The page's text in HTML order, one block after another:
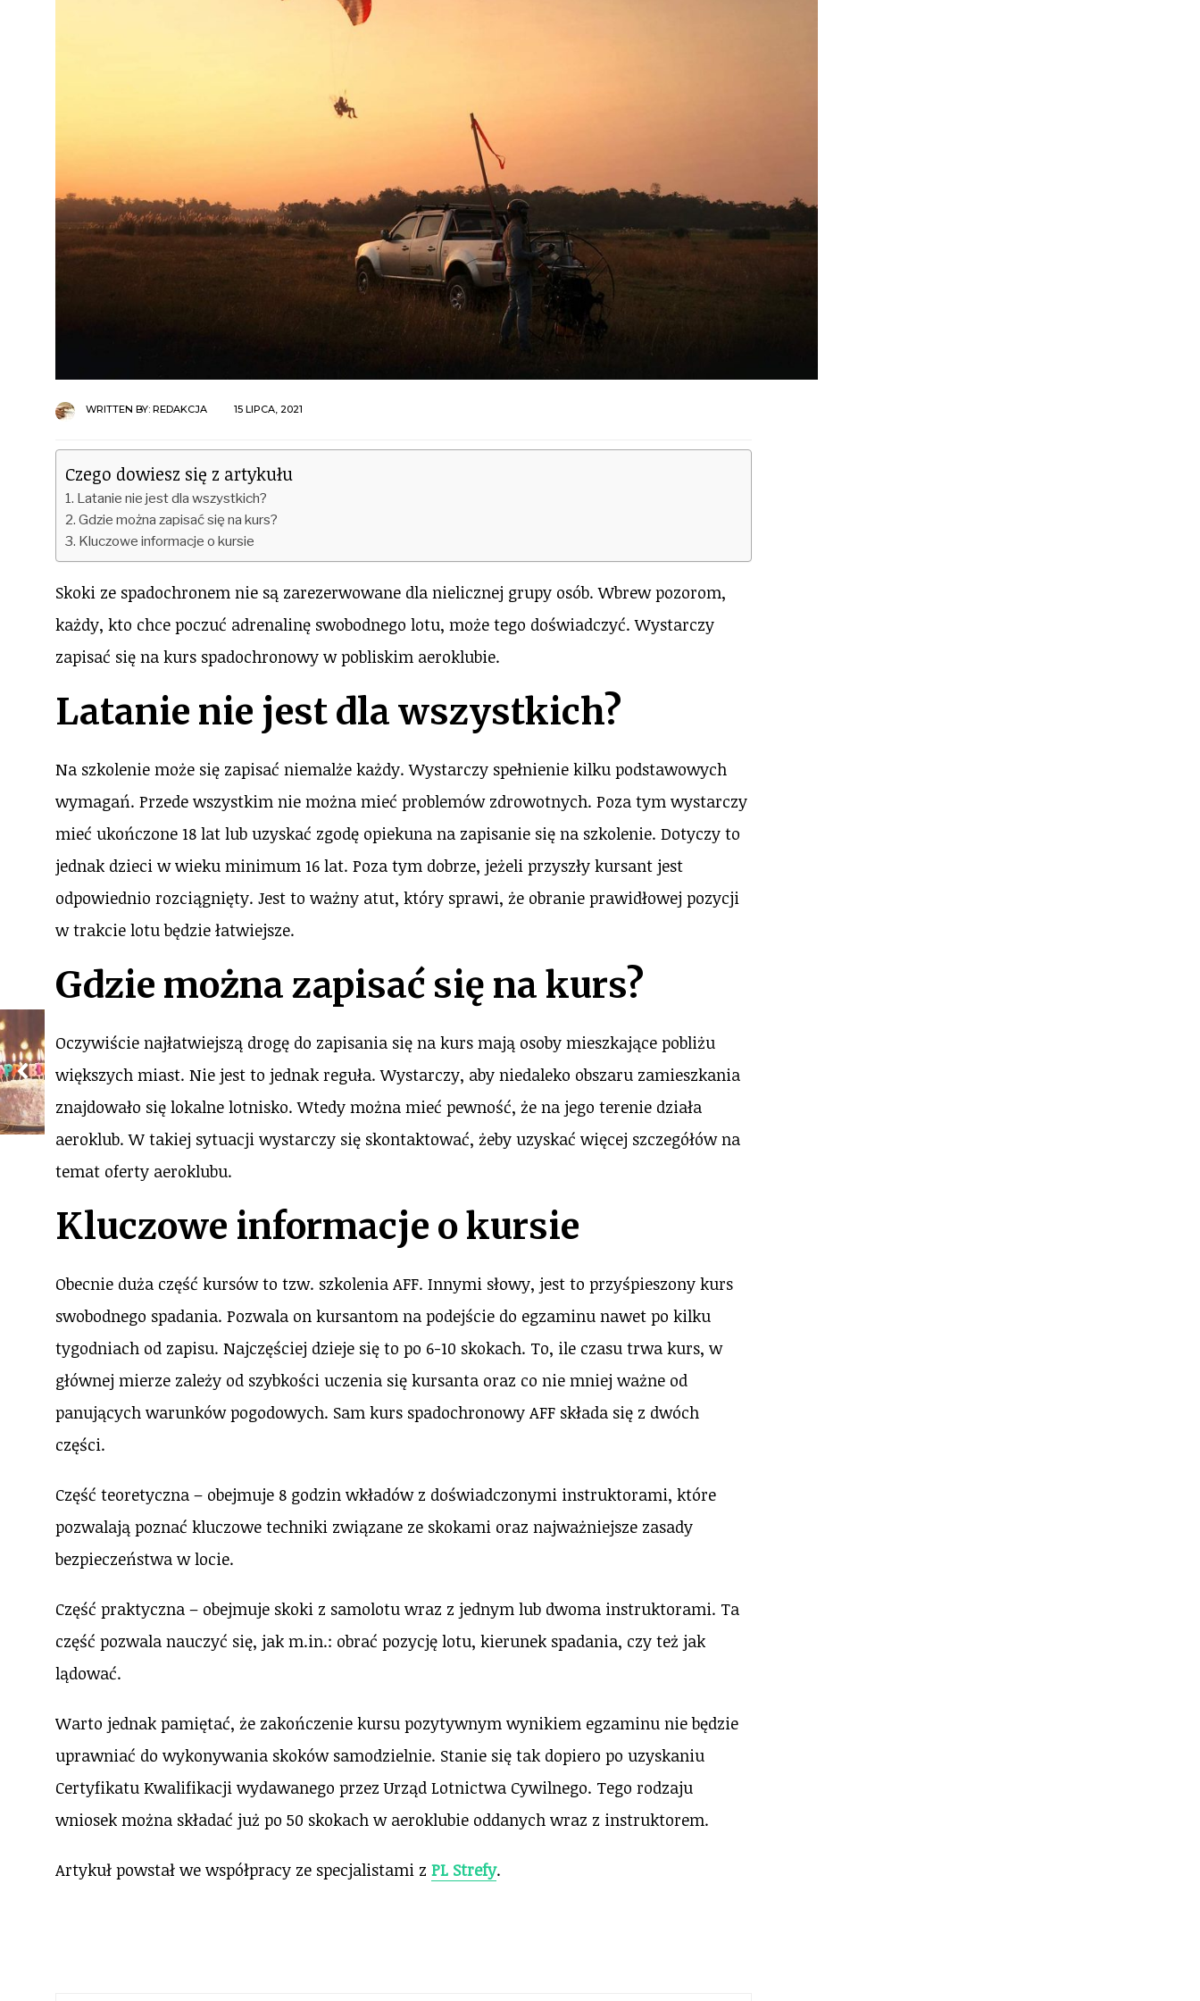
WRITTEN BY: REDAKCJA 15 LIPCA, 2021
Czego dowiesz się z artykułu
Latanie nie jest dla wszystkich?
Gdzie można zapisać się na kurs?
Kluczowe informacje o kursie
Skoki ze spadochronem nie są zarezerwowane dla nielicznej grupy osób. Wbrew pozorom,
każdy, kto chce poczuć adrenalinę swobodnego lotu, może tego doświadczyć. Wystarczy
zapisać się na kurs spadochronowy w pobliskim aeroklubie.
Latanie nie jest dla wszystkich?
Na szkolenie może się zapisać niemalże każdy. Wystarczy spełnienie kilku podstawowych
wymagań. Przede wszystkim nie można mieć problemów zdrowotnych. Poza tym wystarczy
mieć ukończone 18 lat lub uzyskać zgodę opiekuna na zapisanie się na szkolenie. Dotyczy to
jednak dzieci w wieku minimum 16 lat. Poza tym dobrze, jeżeli przyszły kursant jest
odpowiednio rozciągnięty. Jest to ważny atut, który sprawi, że obranie prawidłowej pozycji
w trakcie lotu będzie łatwiejsze.
Gdzie można zapisać się na kurs?
Oczywiście najłatwiejszą drogę do zapisania się na kurs mają osoby mieszkające pobliżu
większych miast. Nie jest to jednak reguła. Wystarczy, aby niedaleko obszaru zamieszkania
znajdowało się lokalne lotnisko. Wtedy można mieć pewność, że na jego terenie działa
aeroklub. W takiej sytuacji wystarczy się skontaktować, żeby uzyskać więcej szczegółów na
temat oferty aeroklubu.
Kluczowe informacje o kursie
Obecnie duża część kursów to tzw. szkolenia AFF. Innymi słowy, jest to przyśpieszony kurs
swobodnego spadania. Pozwala on kursantom na podejście do egzaminu nawet po kilku
tygodniach od zapisu. Najczęściej dzieje się to po 6-10 skokach. To, ile czasu trwa kurs, w
głównej mierze zależy od szybkości uczenia się kursanta oraz co nie mniej ważne od
panujących warunków pogodowych. Sam kurs spadochronowy AFF składa się z dwóch
części.
Część teoretyczna – obejmuje 8 godzin wkładów z doświadczonymi instruktorami, które
pozwalają poznać kluczowe techniki związane ze skokami oraz najważniejsze zasady
bezpieczeństwa w locie.
Część praktyczna – obejmuje skoki z samolotu wraz z jednym lub dwoma instruktorami. Ta
część pozwala nauczyć się, jak m.in.: obrać pozycję lotu, kierunek spadania, czy też jak
lądować.
Warto jednak pamiętać, że zakończenie kursu pozytywnym wynikiem egzaminu nie będzie
uprawniać do wykonywania skoków samodzielnie. Stanie się tak dopiero po uzyskaniu
Certyfikatu Kwalifikacji wydawanego przez Urząd Lotnictwa Cywilnego. Tego rodzaju
wniosek można składać już po 50 skokach w aeroklubie oddanych wraz z instruktorem.
Artykuł powstał we współpracy ze specjalistami z PL Strefy.